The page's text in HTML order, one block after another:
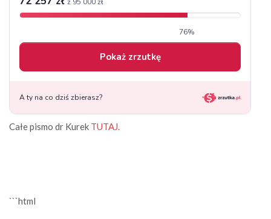
Całe pismo dr Kurek TUTAJ.
```html